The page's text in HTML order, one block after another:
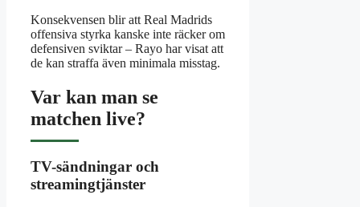
Konsekvensen blir att Real Madrids
offensiva styrka kanske inte räcker om
defensiven sviktar – Rayo har visat att
de kan straffa även minimala misstag.
Var kan man se
matchen live?
TV-sändningar och
streamingtjänster